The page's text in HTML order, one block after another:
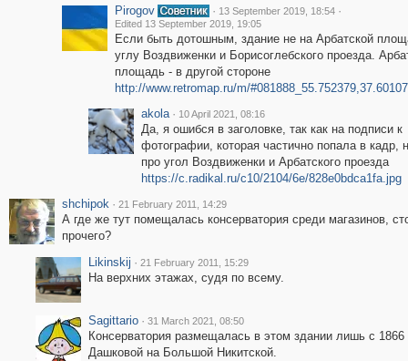
Pirogov
· 13 September 2019, 18:54 ·
Edited 13 September 2019, 19:05
Если быть дотошным, здание не на Арбатской
углу Воздвиженки и Борисоглебского проезда.
площадь - в другой стороне
http://www.retromap.ru/m/
akola · 10 April 2021, 08:16
Да, я ошибся в заголовке, так как на подписи к
фотографии, которая частично попала в кадр,
про угол Воздвиженки и Арбатского проезда
https://c.radikal.ru/c10/2104/6e/828e0bdca1fa.jpg
shchipok · 21 February 2011, 14:29
А где же тут помещалась консерватория среди магазинов,
прочего?
Likinskij · 21 February 2011, 15:29
На верхних этажах, судя по всему.
Sagittario · 31 March 2021, 08:50
Консерватория размещалась в этом здании лишь с
Дашковой на Большой Никитской.